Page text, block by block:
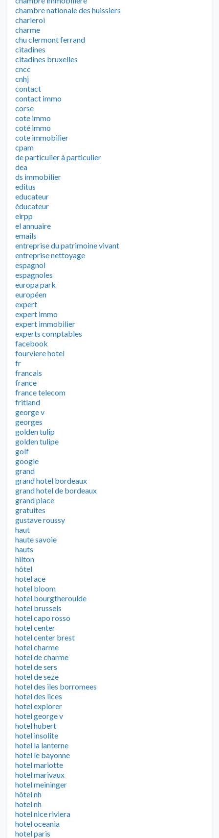
chambre nationale des huissiers
charleroi
charme
chu clermont ferrand
citadines
citadines bruxelles
cncc
cnhj
contact
contact immo
corse
cote immo
coté immo
cote immobilier
cpam
de particulier à particulier
dea
ds immobilier
editus
educateur
éducateur
eirpp
el annuaire
emails
entreprise du patrimoine vivant
entreprise nettoyage
espagnol
espagnoles
europa park
européen
expert
expert immo
expert immobilier
experts comptables
facebook
fourviere hotel
fr
francais
france
france telecom
fritland
george v
georges
golden tulip
golden tulipe
golf
google
grand
grand hotel bordeaux
grand hotel de bordeaux
grand place
gratuites
gustave roussy
haut
haute savoie
hauts
hilton
hôtel
hotel ace
hotel bloom
hotel bourgtheroulde
hotel brussels
hotel capo rosso
hotel center
hotel center brest
hotel charme
hotel de charme
hotel de sers
hotel de seze
hotel des iles borromees
hotel des lices
hotel explorer
hotel george v
hotel hubert
hotel insolite
hotel la lanterne
hotel le bayonne
hotel mariotte
hotel marivaux
hotel meininger
hôtel nh
hotel nh
hotel nice riviera
hotel oceania
hotel paris